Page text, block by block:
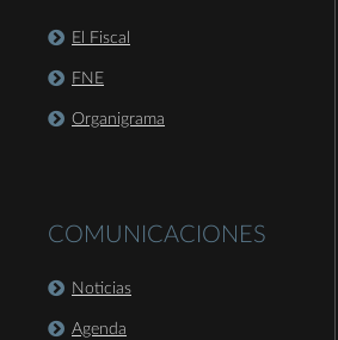
El Fiscal
FNE
Organigrama
COMUNICACIONES
Noticias
Agenda